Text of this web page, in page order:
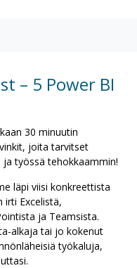
– 5 Power BI
30 minuutin
joita tarvitset
työssä tehokkaammin!
läpi viisi konkreettista
irti Excelistä,
ja Teamsista.
alkaja tai jo kokenut
työkaluja,